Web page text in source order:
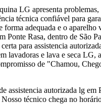
LG apresenta
técnica confiável para
forma adequada e o aparelho
Ponte Rasa, dentro de São
para assistencia
lavadoras e lava e seca LG,
de "Chamou,
assistencia autorizada lg em
técnico chega no